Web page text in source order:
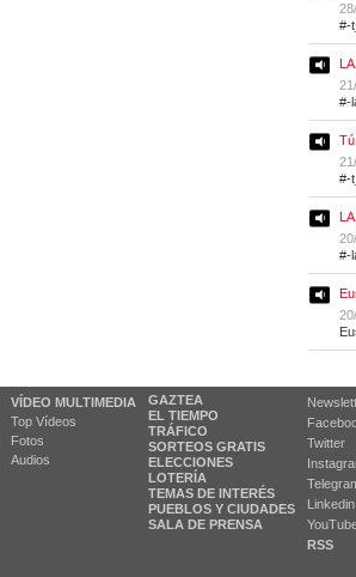
#-
#-
#-
#-
VÍDEO MULTIMEDIA
Top Vídeos
Fotos
Audios
GAZTEA
EL TIEMPO
TRÁFICO
SORTEOS GRATIS
ELECCIONES
LOTERÍA
TEMAS DE INTERÉS
PUEBLOS Y CIUDADES
SALA DE PRENSA
Twitter
Linkedin
RSS